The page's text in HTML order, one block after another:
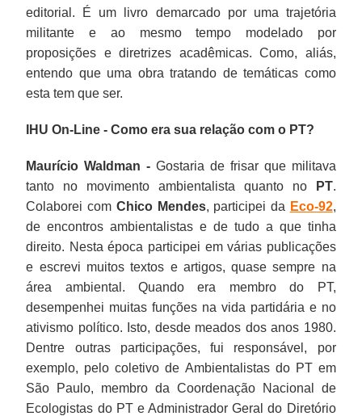
editorial. É um livro demarcado por uma trajetória
militante e ao mesmo tempo modelado por
proposições e diretrizes acadêmicas. Como, aliás,
entendo que uma obra tratando de temáticas como
esta tem que ser.
IHU On-Line - Como era sua relação com o PT?
Maurício Waldman - Gostaria de frisar que militava
tanto no movimento ambientalista quanto no
PT.
Colaborei com Chico Mendes, participei da Eco-92,
de encontros ambientalistas e de tudo a que tinha
direito. Nesta época participei em várias publicações
e escrevi muitos textos e artigos, quase sempre na
área ambiental. Quando era membro do PT,
desempenhei muitas funções na vida partidária e no
ativismo político. Isto, desde meados dos anos 1980.
Dentre outras participações, fui responsável, por
exemplo, pelo coletivo de Ambientalistas do PT em
São Paulo, membro da Coordenação Nacional de
Ecologistas do PT e Administrador Geral do Diretório